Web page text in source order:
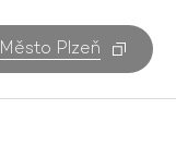
Město Plzeň